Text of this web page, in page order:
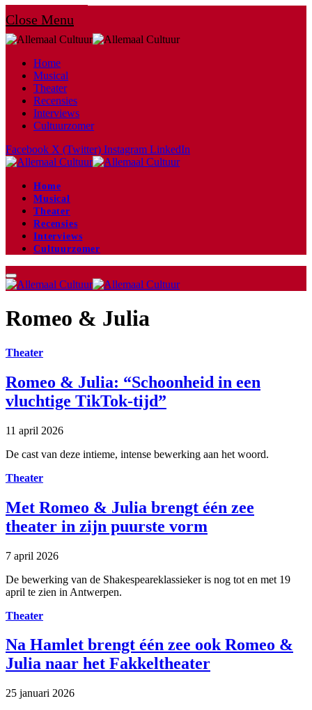
Close Menu
Home
Musical
Theater
Recensies
Interviews
Cultuurzomer
Facebook X (Twitter) Instagram LinkedIn
Home
Musical
Theater
Recensies
Interviews
Cultuurzomer
Romeo & Julia
Theater
Romeo & Julia: “Schoonheid in een
vluchtige TikTok-tijd”
11 april 2026
De cast van deze intieme, intense bewerking aan het woord.
Theater
Met Romeo & Julia brengt één zee
theater in zijn puurste vorm
7 april 2026
De bewerking van de Shakespeareklassieker is nog tot en met 19
april te zien in Antwerpen.
Theater
Na Hamlet brengt één zee ook Romeo &
Julia naar het Fakkeltheater
25 januari 2026